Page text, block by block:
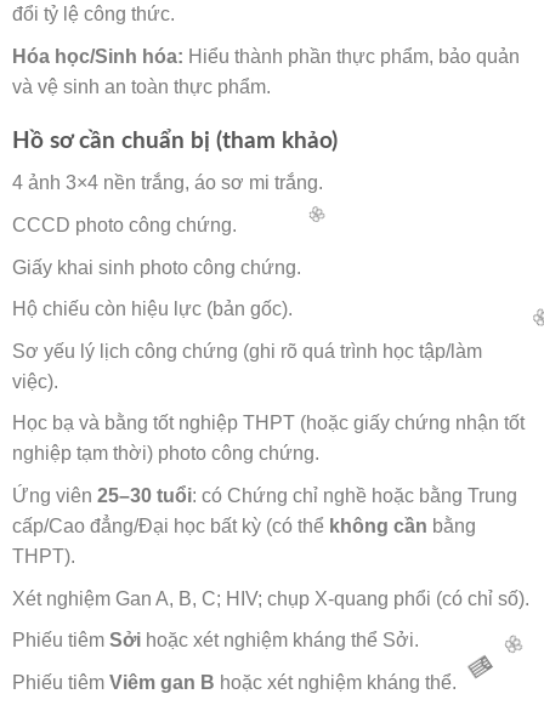
🌸
đổi tỷ lệ công thức.
Hóa học/Sinh hóa: Hiểu thành phần thực phẩm, bảo quản
và vệ sinh an toàn thực phẩm.
Hồ sơ cần chuẩn bị (tham khảo)
4 ảnh 3×4 nền trắng, áo sơ mi trắng.
CCCD photo công chứng.
Giấy khai sinh photo công chứng.
Hộ chiếu còn hiệu lực (bản gốc).
Sơ yếu lý lịch công chứng (ghi rõ quá trình học tập/làm
việc).
Học bạ và bằng tốt nghiệp THPT (hoặc giấy chứng nhận tốt
nghiệp tạm thời) photo công chứng.
Ứng viên 25–30 tuổi: có Chứng chỉ nghề hoặc bằng Trung
cấp/Cao đẳng/Đại học bất kỳ (có thể không cần bằng
THPT).
Xét nghiệm Gan A, B, C; HIV; chụp X-quang phổi (có chỉ số).
Phiếu tiêm Sởi hoặc xét nghiệm kháng thể Sởi.
Phiếu tiêm Viêm gan B hoặc xét nghiệm kháng thể.